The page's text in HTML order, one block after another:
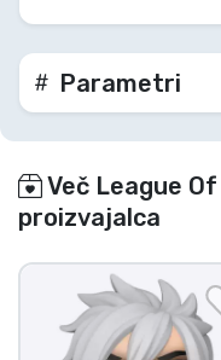
Parametri
Več League
proizvajalca